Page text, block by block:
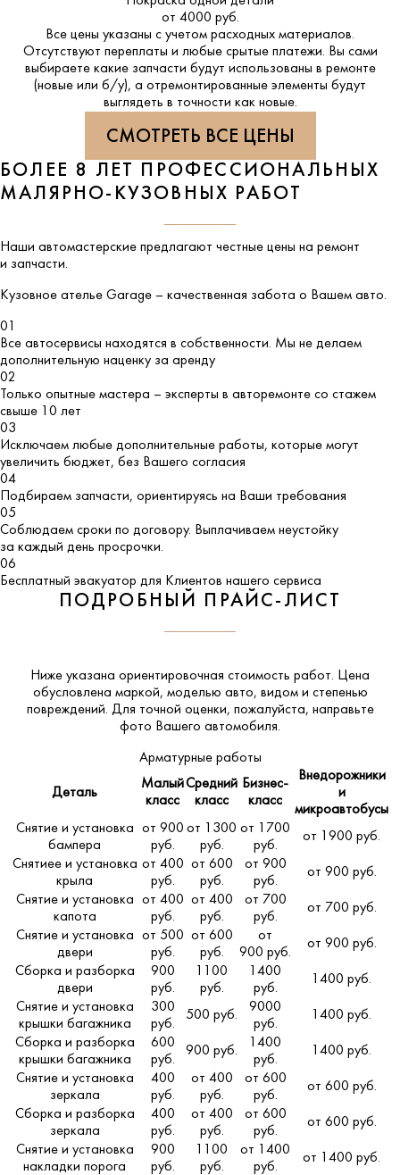
от 4000 руб.
Все цены указаны с учетом расходных материалов.
Отсутствуют переплаты и любые срытые платежи. Вы сами
выбираете какие запчасти будут использованы в ремонте
(новые или б/у), а отремонтированные элементы будут
выглядеть в точности как новые.
СМОТРЕТЬ ВСЕ ЦЕНЫ
БОЛЕЕ 8 ЛЕТ ПРОФЕССИОНАЛЬНЫХ
МАЛЯРНО-КУЗОВНЫХ РАБОТ
Наши автомастерские предлагают честные цены на ремонт
и запчасти.
Кузовное ателье Garage – качественная забота о Вашем авто.
01
Все автосервисы находятся в собственности. Мы не делаем
дополнительную наценку за аренду
02
Только опытные мастера – эксперты в авторемонте со стажем
свыше 10 лет
03
Исключаем любые дополнительные работы, которые могут
увеличить бюджет, без Вашего согласия
04
Подбираем запчасти, ориентируясь на Ваши требования
05
Соблюдаем сроки по договору. Выплачиваем неустойку
за каждый день просрочки.
06
Бесплатный эвакуатор для Клиентов нашего сервиса
ПОДРОБНЫЙ ПРАЙС-ЛИСТ
Ниже указана ориентировочная стоимость работ. Цена
обусловлена маркой, моделью авто, видом и степенью
повреждений. Для точной оценки, пожалуйста, направьте
фото Вашего автомобиля.
Арматурные работы
Деталь
Малый
класс
Средний
класс
Бизнес-
класс
Внедорожники
и
микроавтобусы
Снятие и установка
бампера
от 900
руб.
от 1300
руб.
от 1700
руб.
от 1900 руб.
Снятиее и установка
крыла
от 400
руб.
от 600
руб.
от 900
руб.
от 900 руб.
Снятие и установка
капота
от 400
руб.
от 400
руб.
от 700
руб.
от 700 руб.
Снятие и установка
двери
от 500
руб.
от 600
руб.
от
900 руб.
от 900 руб.
Сборка и разборка
двери
900
руб.
1100
руб.
1400
руб.
1400 руб.
Снятие и установка
крышки багажника
300
руб.
500 руб.
9000
руб.
1400 руб.
Сборка и разборка
крышки багажника
600
руб.
900 руб.
1400
руб.
1400 руб.
Снятие и установка
зеркала
400
руб.
от 400
руб.
от 600
руб.
от 600 руб.
Сборка и разборка
зеркала
400
руб.
от 400
руб.
от 600
руб.
от 600 руб.
Снятие и установка
накладки порога
900
руб.
1100
руб.
от 1400
руб.
от 1400 руб.